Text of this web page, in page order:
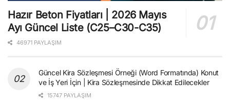
Hazır Beton Fiyatları | 2026 Mayıs
Ayı Güncel Liste (C25–C30-C35)
46971 PAYLAŞIM
Güncel Kira Sözleşmesi Örneği (Word Formatında) Konut
ve İş Yeri İçin | Kira Sözleşmesinde Dikkat Edilecekler
15747 PAYLAŞIM